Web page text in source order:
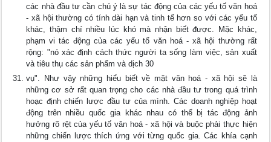
các nhà đầu tư cần chú ý là sự tác động của các yếu tố văn hoá
- xã hội thường có tính dài hạn và tinh tế hơn so với các yếu tố
khác, thậm chí nhiều lúc khó mà nhận biết được. Mặc khác,
phạm vi tác động của các yếu tố văn hoá - xã hội thường rất
rộng: "nó xác định cách thức người ta sống làm việc, sản xuất
và tiêu thụ các sản phẩm và dịch 30
vụ". Như vậy những hiểu biết về mặt văn hoá - xã hội sẽ là
những cơ sở rất quan trọng cho các nhà đầu tư trong quá trình
hoạc định chiến lược đầu tư của mình. Các doanh nghiệp hoạt
động trên nhiều quốc gia khác nhau có thể bị tác động ảnh
hưởng rõ rệt của yếu tố văn hoá - xã hội và buộc phải thực hiện
những chiến lược thích ứng với từng quốc gia. Các khía cạnh